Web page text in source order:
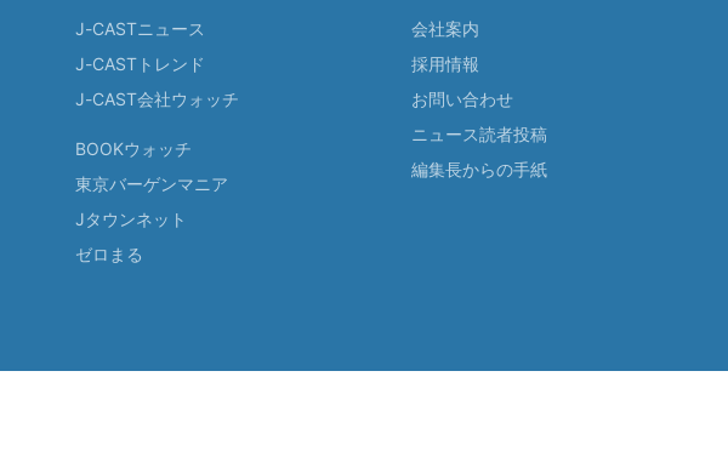
J-CASTニュース
J-CASTトレンド
J-CAST会社ウォッチ
BOOKウォッチ
東京バーゲンマニア
Jタウンネット
ゼロまる
会社案内
採用情報
お問い合わせ
ニュース読者投稿
編集長からの手紙